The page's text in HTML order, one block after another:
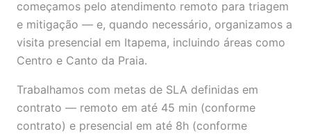
começamos pelo atendimento remoto para triagem
e mitigação — e, quando necessário, organizamos a
visita presencial em Itapema, incluindo áreas como
Centro e Canto da Praia.
Trabalhamos com metas de SLA definidas em
contrato — remoto em até 45 min (conforme
contrato) e presencial em até 8h (conforme